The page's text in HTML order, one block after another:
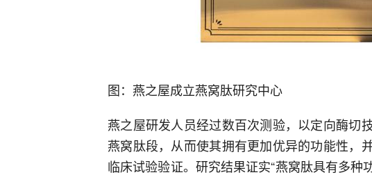
图：燕之屋成立燕窝肽研究中心
燕之屋研发人员经过数百次测验，以定向酶切
燕窝肽段，从而使其拥有更加优异的功能性，
临床试验验证。研究结果证实“燕窝肽具有多